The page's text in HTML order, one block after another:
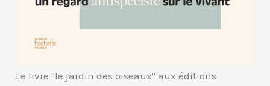
Le livre "le jardin des oiseaux" aux éditions